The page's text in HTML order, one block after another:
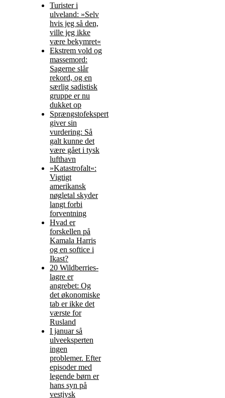
Turister i
ulveland: »Selv
hvis jeg så den,
ville jeg ikke
være bekymret«
Ekstrem vold og
massemord:
Sagerne slår
rekord, og en
særlig sadistisk
gruppe er nu
dukket op
Sprængstofekspert
giver sin
vurdering: Så
galt kunne det
være gået i tysk
lufthavn
»Katastrofalt«:
Vigtigt
amerikansk
nøgletal skyder
langt forbi
forventning
Hvad er
forskellen på
Kamala Harris
og en softice i
Ikast?
20 Wildberries-
lagre er
angrebet: Og
det økonomiske
tab er ikke det
værste for
Rusland
I januar så
ulveeksperten
ingen
problemer. Efter
episoder med
legende børn er
hans syn på
vestjysk